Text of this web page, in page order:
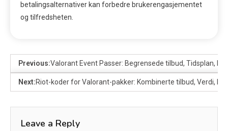
betalingsalternativer kan forbedre brukerengasjementet
og tilfredsheten.
Previous:Valorant Event Passer: Begrensede tilbud, Tidsplan,
Next:Riot-koder for Valorant-pakker: Kombinerte tilbud, Verdi,
Leave a Reply